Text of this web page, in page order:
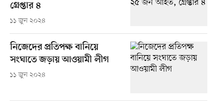
গ্রেপ্তার ৪
১১ জুন ২০২৪
নিজেদের প্রতিপক্ষ বানিয়ে
সংঘাতে জড়ায় আওয়ামী লীগ
১১ জুন ২০২৪